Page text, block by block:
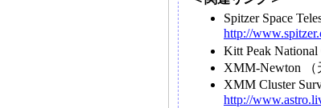
Spitzer Space
http://
Kitt Peak
XMM-Newton （
XMM Cluster
http://